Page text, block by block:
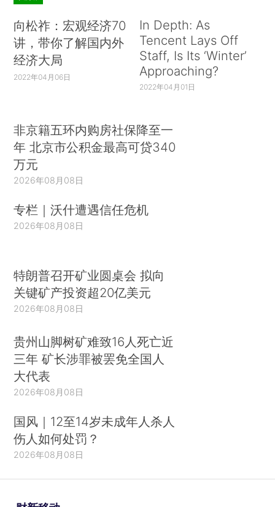
向松祚：宏观经济70
讲，带你了解国内外
经济大局
2022年04月06日
In Depth: As
Tencent Lays Off
Staff, Is Its ‘Winter’
Approaching?
2022年04月01日
非京籍五环内购房社保降至一
年 北京市公积金最高可贷340
万元
2026年08月08日
专栏｜沃什遭遇信任危机
2026年08月08日
特朗普召开矿业圆桌会 拟向
关键矿产投资超20亿美元
2026年08月08日
贵州山脚树矿难致16人死亡近
三年 矿长涉罪被罢免全国人
大代表
2026年08月08日
国风｜12至14岁未成年人杀人
伤人如何处罚？
2026年08月08日